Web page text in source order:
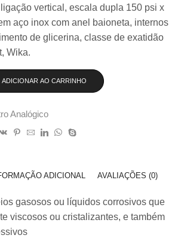
atual
é:
R$ 325,00.
vertical, escala dupla 150 psi x
aço inox com anel baioneta, internos
de glicerina, classe de exatidão
Wika.
ADICIONAR AO CARRINHO
Analógico
ADICIONAL AVALIAÇÕES (0)
gasosos ou líquidos corrosivos que
viscosos ou cristalizantes, e também